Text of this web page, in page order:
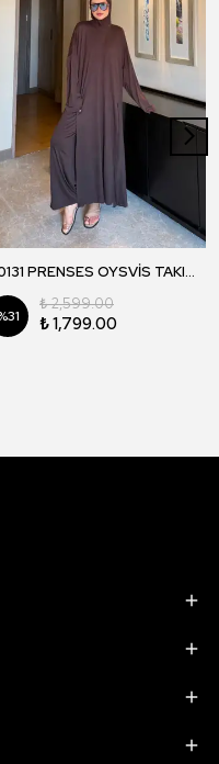
00131 PRENSES OYSVİS TAKIM - Kahverengi
31
₺ 2,599.00
₺ 1,799.00